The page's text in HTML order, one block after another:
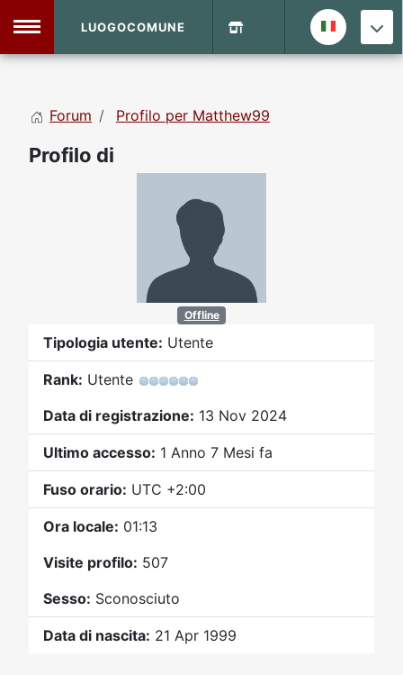
Forum
LUOGOCOMUNE
Forum Profilo per Matthew99
Profilo di
Offline
Tipologia utente: Utente
Rank: Utente
Data di registrazione: 13 Nov 2024
Ultimo accesso: 1 Anno 7 Mesi fa
Fuso orario: UTC +2:00
Ora locale: 01:13
Visite profilo: 507
Sesso: Sconosciuto
Data di nascita: 21 Apr 1999